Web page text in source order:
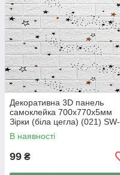
Декоративна 3D панель
самоклейка 700х770х5мм
Зірки (біла цегла) (021) SW-
00000086
В наявності
99 ₴